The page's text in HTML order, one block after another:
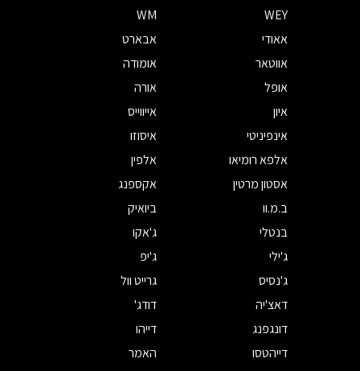
WEY
WM
אאודי
אבארט
אווטאר
אומודה
אופל
אורה
איון
אייווייס
אינפיניטי
איסוזו
אלפא רומיאו
אלפין
אסטון מרטין
אקספנג
ב.מ.וו
ביואיק
בנטלי
ג'אקו
ג'ילי
ג'יפ
ג'נסיס
גרייט וול
דאצ'יה
דודג'
דונגפנג
דייהו
דייהטסו
האמר